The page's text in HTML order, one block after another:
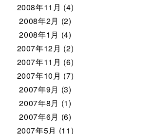
2008年11月 (4)
2008年2月 (2)
2008年1月 (4)
2007年12月 (2)
2007年11月 (6)
2007年10月 (7)
2007年9月 (3)
2007年8月 (1)
2007年6月 (6)
2007年5月 (11)